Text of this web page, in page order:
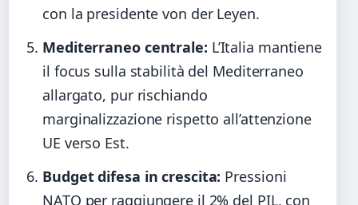
con la presidente von der Leyen.
Mediterraneo centrale: L’Italia mantiene
il focus sulla stabilità del Mediterraneo
allargato, pur rischiando
marginalizzazione rispetto all’attenzione
UE verso Est.
Budget difesa in crescita: Pressioni
NATO per raggiungere il 2% del PIL, con